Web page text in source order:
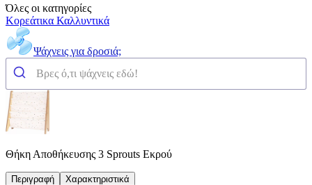
Όλες οι κατηγορίες
Κορεάτικα Καλλυντικά
Ψάχνεις για δροσιά;
Θήκη Αποθήκευσης 3 Sprouts Εκρού
Περιγραφή Χαρακτηριστικά